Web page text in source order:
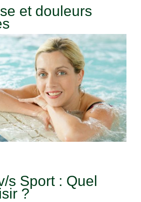
et douleurs
s Sport : Quel
?